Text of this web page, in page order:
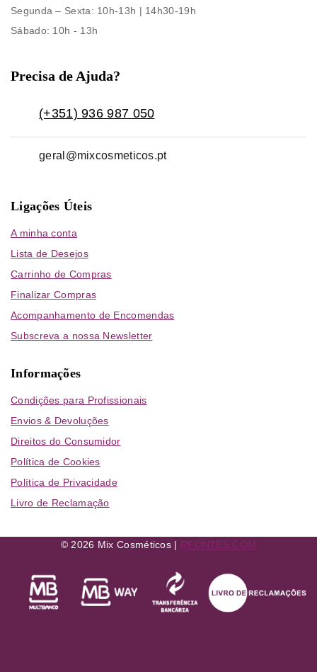
Segunda – Sexta: 10h-13h | 14h30-19h
Sábado: 10h - 13h
Precisa de Ajuda?
(+351) 936 987 050
geral@mixcosmeticos.pt
Ligações Úteis
A minha conta
Lista de Desejos
Carrinho de Compras
Finalizar Compras
Acompanhamento de Encomendas
Subscreva a nossa Newsletter
Informações
Condições para Profissionais
Envios & Devoluções
Direitos do Consumidor
Política de Cookies
Política de Privacidade
Livro de Reclamação
© 2026 Mix Cosméticos | RFONTES.COM